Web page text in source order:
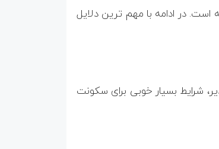
در ادامه با مهم ترین دلایل
شرایط بسیار خوبی برای سکونت